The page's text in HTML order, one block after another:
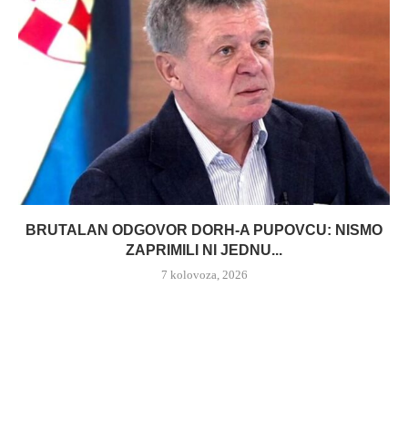
BRUTALAN ODGOVOR DORH-A PUPOVCU: NISMO
ZAPRIMILI NI JEDNU...
7 kolovoza, 2026